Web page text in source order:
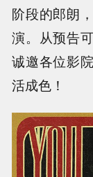
阶段的郎朗
演。从预告
诚邀各位影
活成色！